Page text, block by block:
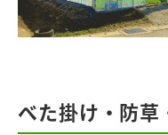
べた掛け・防草